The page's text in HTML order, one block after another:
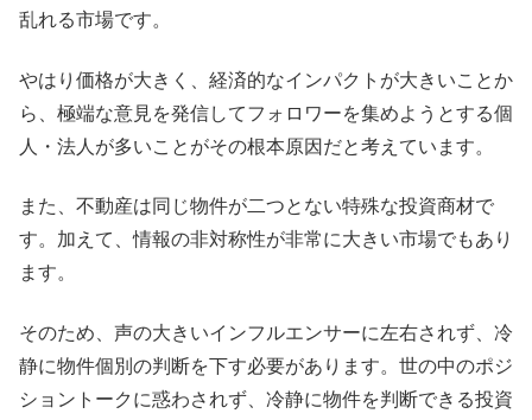
乱れる市場です。
やはり価格が大きく、経済的なインパクトが大きいことか
ら、極端な意見を発信してフォロワーを集めようとする個
人・法人が多いことがその根本原因だと考えています。
また、不動産は同じ物件が二つとない特殊な投資商材で
す。加えて、情報の非対称性が非常に大きい市場でもあり
ます。
そのため、声の大きいインフルエンサーに左右されず、冷
静に物件個別の判断を下す必要があります。世の中のポジ
ショントークに惑わされず、冷静に物件を判断できる投資